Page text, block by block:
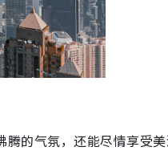
的气氛，还能尽情享受